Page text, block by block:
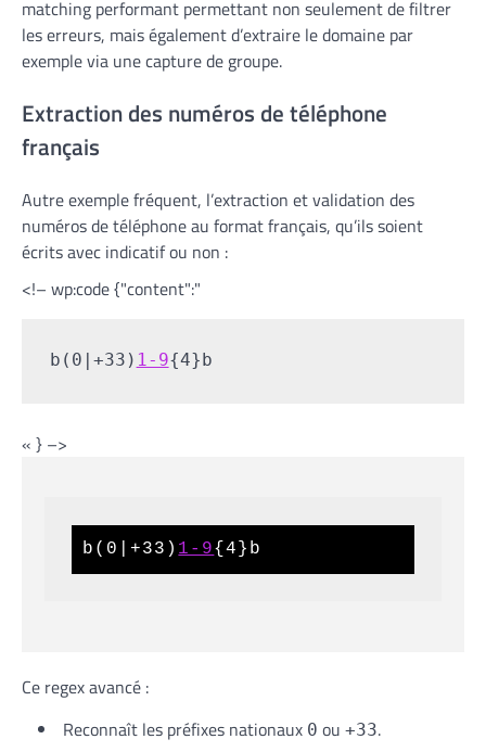
matching performant permettant non seulement de filtrer
les erreurs, mais également d’extraire le domaine par
exemple via une capture de groupe.
Extraction des numéros de téléphone
français
Autre exemple fréquent, l’extraction et validation des
numéros de téléphone au format français, qu’ils soient
écrits avec indicatif ou non :
<!– wp:code {"content":"
b(0|+33) 1-9{4}b
« } –>
b(0|+33) 1-9{4}b
Ce regex avancé :
Reconnaît les préfixes nationaux 0 ou +33.